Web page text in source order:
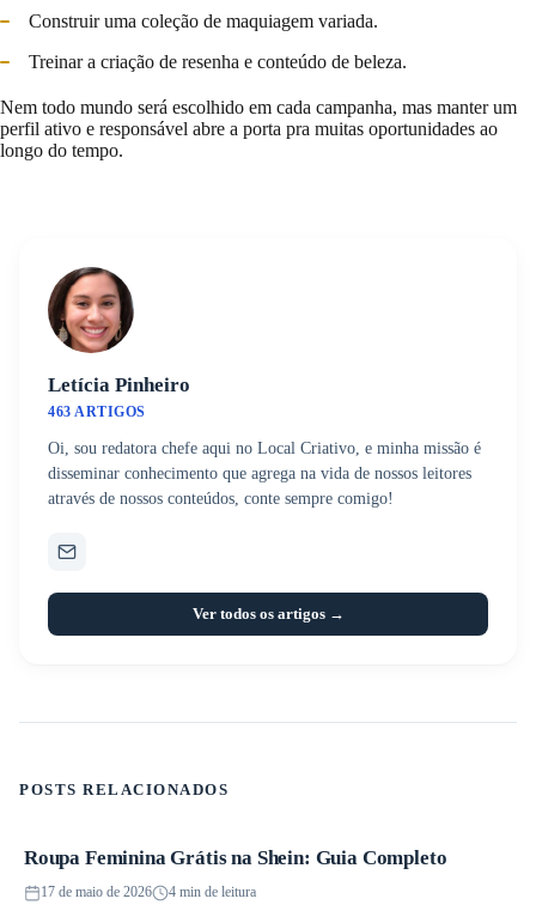
Construir uma coleção de maquiagem variada.
Treinar a criação de resenha e conteúdo de beleza.
Nem todo mundo será escolhido em cada campanha, mas manter um
perfil ativo e responsável abre a porta pra muitas oportunidades ao
longo do tempo.
Letícia Pinheiro
463 ARTIGOS
Oi, sou redatora chefe aqui no Local Criativo, e minha missão é
disseminar conhecimento que agrega na vida de nossos leitores
através de nossos conteúdos, conte sempre comigo!
Ver todos os artigos →
POSTS RELACIONADOS
Promoções
Roupa Feminina Grátis na Shein: Guia Completo
17 de maio de 2026 4 min de leitura